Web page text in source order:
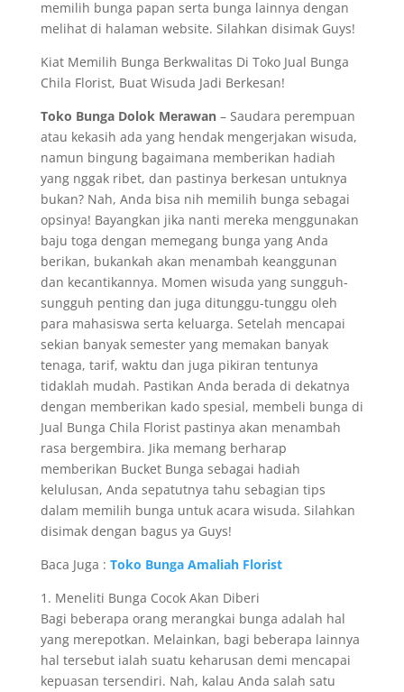
memilih bunga papan serta bunga lainnya dengan
melihat di halaman website. Silahkan disimak Guys!
Kiat Memilih Bunga Berkwalitas Di Toko Jual Bunga
Chila Florist, Buat Wisuda Jadi Berkesan!
Toko Bunga Dolok Merawan– Saudara perempuan
atau kekasih ada yang hendak mengerjakan wisuda,
namun bingung bagaimana memberikan hadiah
yang nggak ribet, dan pastinya berkesan untuknya
bukan? Nah, Anda bisa nih memilih bunga sebagai
opsinya! Bayangkan jika nanti mereka menggunakan
baju toga dengan memegang bunga yang Anda
berikan, bukankah akan menambah keanggunan
dan kecantikannya. Momen wisuda yang sungguh-
sungguh penting dan juga ditunggu-tunggu oleh
para mahasiswa serta keluarga. Setelah mencapai
sekian banyak semester yang memakan banyak
tenaga, tarif, waktu dan juga pikiran tentunya
tidaklah mudah. Pastikan Anda berada di dekatnya
dengan memberikan kado spesial, membeli bunga di
Jual Bunga Chila Florist pastinya akan menambah
rasa bergembira. Jika memang berharap
memberikan Bucket Bunga sebagai hadiah
kelulusan, Anda sepatutnya tahu sebagian tips
dalam memilih bunga untuk acara wisuda. Silahkan
disimak dengan bagus ya Guys!
Baca Juga : Toko Bunga Amaliah Florist
1. Meneliti Bunga Cocok Akan Diberi
Bagi beberapa orang merangkai bunga adalah hal
yang merepotkan. Melainkan, bagi beberapa lainnya
hal tersebut ialah suatu keharusan demi mencapai
kepuasan tersendiri. Nah, kalau Anda salah satu